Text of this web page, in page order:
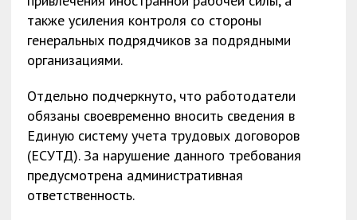
также усиления контроля со стороны
генеральных подрядчиков за подрядными
организациями.
Отдельно подчеркнуто, что работодатели
обязаны своевременно вносить сведения в
Единую систему учета трудовых договоров
(ЕСУТД). За нарушение данного требования
предусмотрена административная
ответственность.